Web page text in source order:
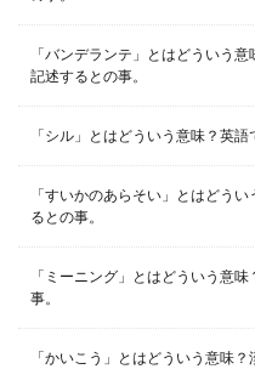
「バンデランテ」とはどういう
記述するとの事。
「シル」とはどういう意味？英
「すいかのあらそい」とはどう
るとの事。
「ミーニング」とはどういう意
事。
「かいこう」とはどういう意味